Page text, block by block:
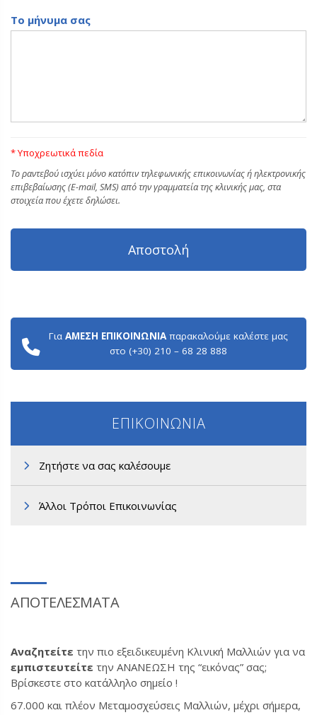
Το μήνυμα σας
* Υποχρεωτικά πεδία
Tο ραντεβού ισχύει μόνο κατόπιν τηλεφωνικής επικοινωνίας ή ηλεκτρονικής
επιβεβαίωσης (E-mail, SMS) από την γραμματεία της κλινικής μας, στα
στοιχεία που έχετε δηλώσει.
Για ΑΜΕΣΗ ΕΠΙΚΟΙΝΩΝΙΑπαρακαλούμε καλέστε μας
στο (+30) 210 – 68 28 888
ΕΠΙΚΟΙΝΩΝΙΑ
Ζητήστε να σας καλέσουμε
Άλλοι Τρόποι Επικοινωνίας
ΑΠΟΤΕΛΕΣΜΑΤΑ
Αναζητείτε την πιο εξειδικευμένη Κλινική Μαλλιών για να
εμπιστευτείτε την ΑΝΑΝΕΩΣΗ της “εικόνας” σας;
Βρίσκεστε στο κατάλληλο σημείο !
67.000 και πλέον Μεταμοσχεύσεις Μαλλιών, μέχρι σήμερα,